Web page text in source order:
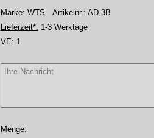
Marke: WTS Artikelnr.: AD-3B
Lieferzeit*: 1-3 Werktage
VE: 1
Menge: